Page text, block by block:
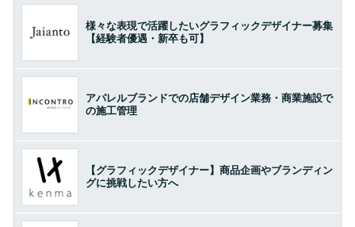
様々な表現で活躍したいグラフィックデザイナー募集
【経験者優遇・新卒も可】
アパレルブランドでの店舗デザイン業務・商業施設で
の施工管理
【グラフィックデザイナー】商品企画やブランディン
グに挑戦したい方へ